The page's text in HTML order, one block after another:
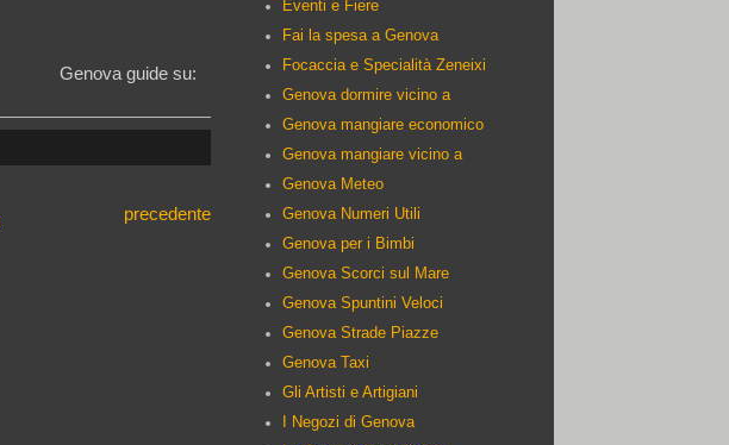
Genova guide su:
precedente
Eventi e Fiere
Fai la spesa a Genova
Focaccia e Specialità Zeneixi
Genova dormire vicino a
Genova mangiare economico
Genova mangiare vicino a
Genova Meteo
Genova Numeri Utili
Genova per i Bimbi
Genova Scorci sul Mare
Genova Spuntini Veloci
Genova Strade Piazze
Genova Taxi
Gli Artisti e Artigiani
I Negozi di Genova